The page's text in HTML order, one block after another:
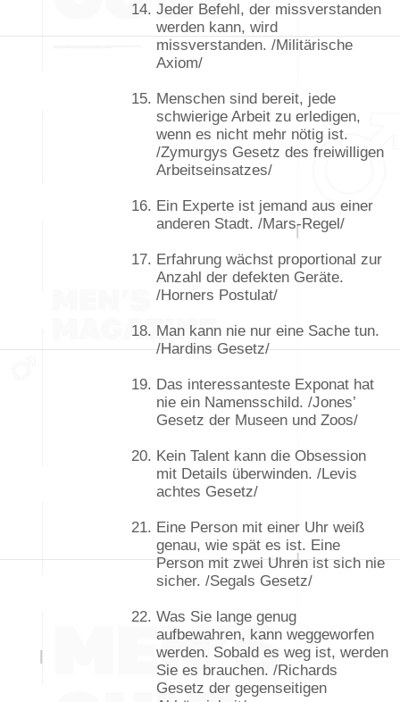
Jeder Befehl, der missverstanden
werden kann, wird
missverstanden. /Militärische
Axiom/
Menschen sind bereit, jede
schwierige Arbeit zu erledigen,
wenn es nicht mehr nötig ist.
/Zymurgys Gesetz des freiwilligen
Arbeitseinsatzes/
Ein Experte ist jemand aus einer
anderen Stadt. /Mars-Regel/
Erfahrung wächst proportional zur
Anzahl der defekten Geräte.
/Horners Postulat/
Man kann nie nur eine Sache tun.
/Hardins Gesetz/
Das interessanteste Exponat hat
nie ein Namensschild. /Jones’
Gesetz der Museen und Zoos/
Kein Talent kann die Obsession
mit Details überwinden. /Levis
achtes Gesetz/
Eine Person mit einer Uhr weiß
genau, wie spät es ist. Eine
Person mit zwei Uhren ist sich nie
sicher. /Segals Gesetz/
Was Sie lange genug
aufbewahren, kann weggeworfen
werden. Sobald es weg ist, werden
Sie es brauchen. /Richards
Gesetz der gegenseitigen